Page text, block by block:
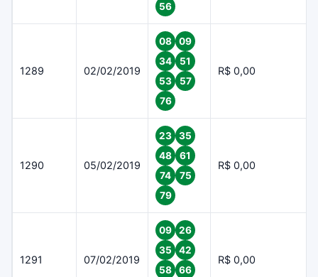
56
1289 02/02/2019
08
09
34
51
53
57
76
R$ 0,00
1290 05/02/2019
23
35
48
61
74
75
79
R$ 0,00
1291 07/02/2019
09
26
35
42
58
66
R$ 0,00